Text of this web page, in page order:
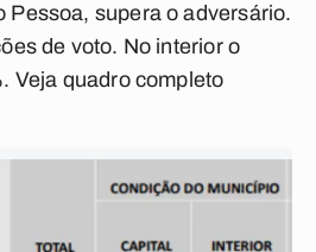
Pessoa, supera o adversário.
de voto. No interior o
Veja quadro completo